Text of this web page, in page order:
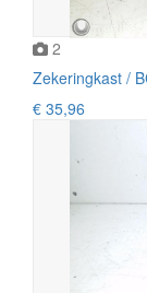
2
Zekeringkast /
€ 35,96